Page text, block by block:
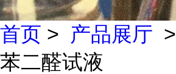
首页 > 产品展厅 >
苯二醛试液